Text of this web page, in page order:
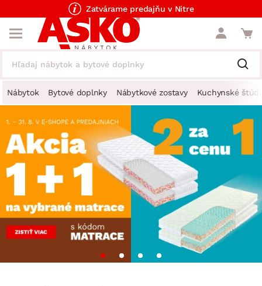
Zatvárame predajňu v Nitre
Nábytok Bytové doplnky Nábytkové zostavy Kuchynské